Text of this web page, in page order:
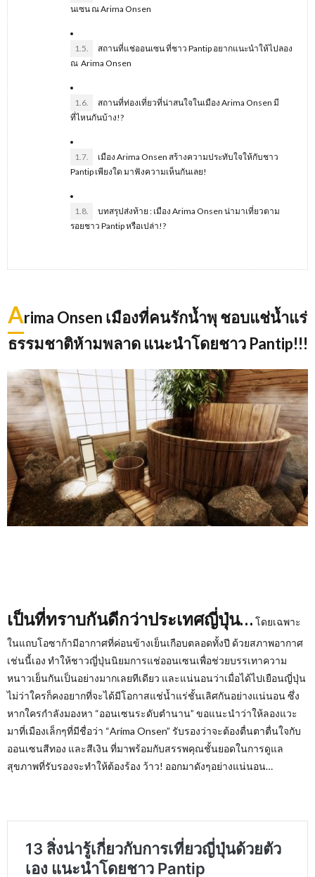
นเซน ณ Arima Onsen
1.5.
สถานที่แช่ออนเซน ที่ชาว Pantip อยากแนะนำให้ไปลอง
ณ Arima Onsen
1.6.
สถานที่ท่องเที่ยวที่น่าสนใจในเมือง Arima Onsen มี
ที่ไหนกันบ้าง!?
1.7.
เมือง Arima Onsen สร้างความประทับใจให้กับชาว
Pantip เพียงใด มาฟังความเห็นกันเลย!
1.8.
บทสรุปส่งท้าย : เมือง Arima Onsen น่ามาเที่ยวตาม
รอยชาว Pantip หรือเปล่า!?
Arima Onsen เมืองที่คนรักน้ำพุ ชอบแช่น้ำแร่
ธรรมชาติห้ามพลาด แนะนำโดยชาว Pantip!!!
เป็นที่ทราบกันดีกว่าประเทศญี่ปุ่น… โดยเฉพาะ
ในแถบโอซาก้ามีอากาศที่ค่อนข้างเย็นเกือบตลอดทั้งปี ด้วยสภาพอากาศ
เช่นนี้เอง ทำให้ชาวญี่ปุ่นนิยมการแช่ออนเซนเพื่อช่วยบรรเทาความ
หนาวเย็นกันเป็นอย่างมากเลยทีเดียว และแน่นอนว่าเมื่อได้ไปเยือนญี่ปุ่น
ไม่ว่าใครก็คงอยากที่จะได้มีโอกาสแช่น้ำแร่ชั้นเลิศกันอย่างแน่นอน ซึ่ง
หากใครกำลังมองหา “ออนเซนระดับตำนาน” ขอแนะนำว่าให้ลองแวะ
มาที่เมืองเล็กๆที่มีชื่อว่า “Arima Onsen” รับรองว่าจะต้องตื่นตาตื่นใจกับ
ออนเซนสีทอง และสีเงิน ที่มาพร้อมกับสรรพคุณชั้นยอดในการดูแล
สุขภาพที่รับรองจะทำให้ต้องร้อง ว้าว! ออกมาดังๆอย่างแน่นอน…